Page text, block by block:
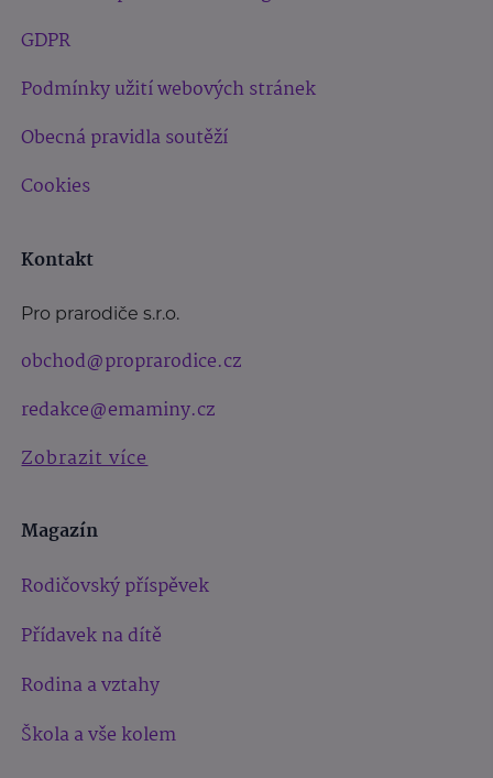
GDPR
Podmínky užití webových stránek
Obecná pravidla soutěží
Cookies
Kontakt
Pro prarodiče s.r.o.
obchod@proprarodice.cz
redakce@emaminy.cz
Zobrazit více
Magazín
Rodičovský příspěvek
Přídavek na dítě
Rodina a vztahy
Škola a vše kolem